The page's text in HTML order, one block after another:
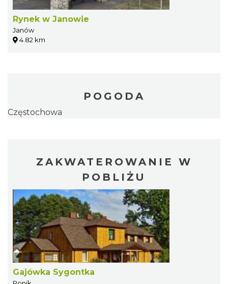
Rynek w Janowie
Janów
4.82 km
POGODA
Częstochowa
ZAKWATEROWANIE W
POBLIŻU
Gajówka Sygontka